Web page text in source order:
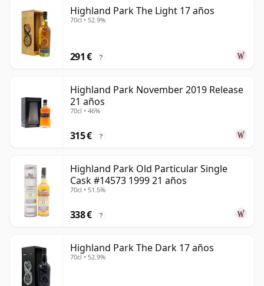
Highland Park The Light 17 años
70cl • 52.9%
291 € ?
Highland Park November 2019 Release
21 años
70cl • 46%
315 € ?
Highland Park Old Particular Single
Cask #14573 1999 21 años
70cl • 51.5%
338 € ?
Highland Park The Dark 17 años
70cl • 52.9%